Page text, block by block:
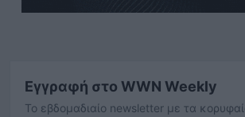
Εγγραφή στο WWN Weekly
Το εβδομαδιαίο newsletter με τα